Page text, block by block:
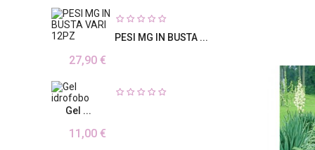
PESI MG IN BUSTA ...
27,90 €
Gel ...
11,00 €